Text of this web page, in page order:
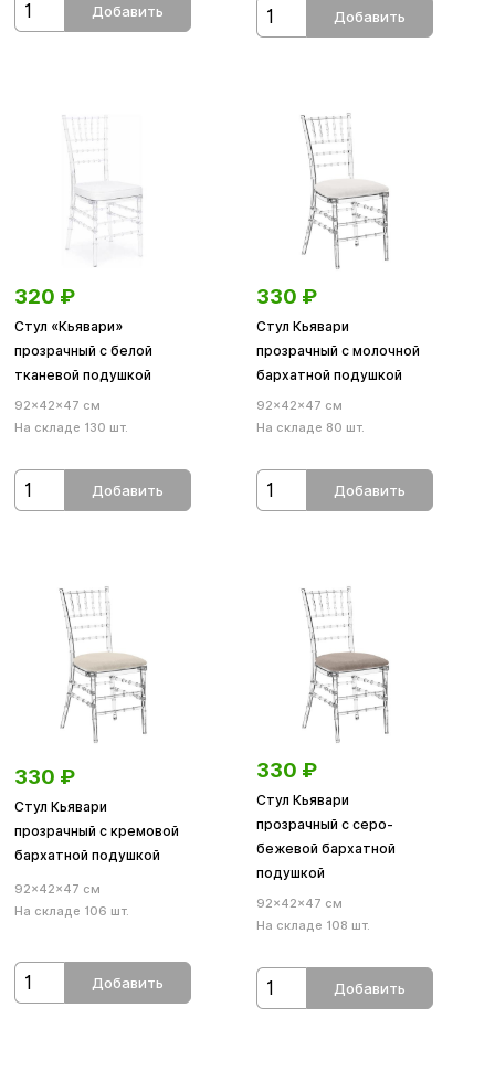
Добавить Добавить
320 ₽
Стул «Кьявари»
прозрачный с белой
тканевой подушкой
92×42×47 см
На складе 130 шт.
Добавить
330 ₽
Стул Кьявари
прозрачный с молочной
бархатной подушкой
92×42×47 см
На складе 80 шт.
Добавить
330 ₽
Стул Кьявари
прозрачный с кремовой
бархатной подушкой
92×42×47 см
На складе 106 шт.
Добавить
330 ₽
Стул Кьявари
прозрачный с серо-
бежевой бархатной
подушкой
92×42×47 см
На складе 108 шт.
Добавить